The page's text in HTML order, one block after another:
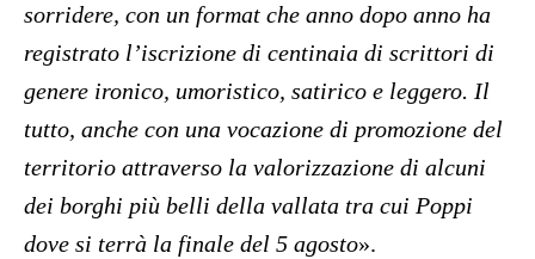
sorridere, con un format che anno dopo anno ha
registrato l’iscrizione di centinaia di scrittori di
genere ironico, umoristico, satirico e leggero. Il
tutto, anche con una vocazione di promozione del
territorio attraverso la valorizzazione di alcuni
dei borghi più belli della vallata tra cui Poppi
dove si terrà la finale del 5 agosto».